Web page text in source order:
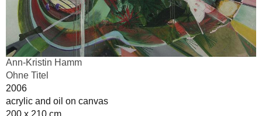
Ann-Kristin Hamm
Ohne Titel
2006
acrylic and oil on canvas
200 x 210 cm